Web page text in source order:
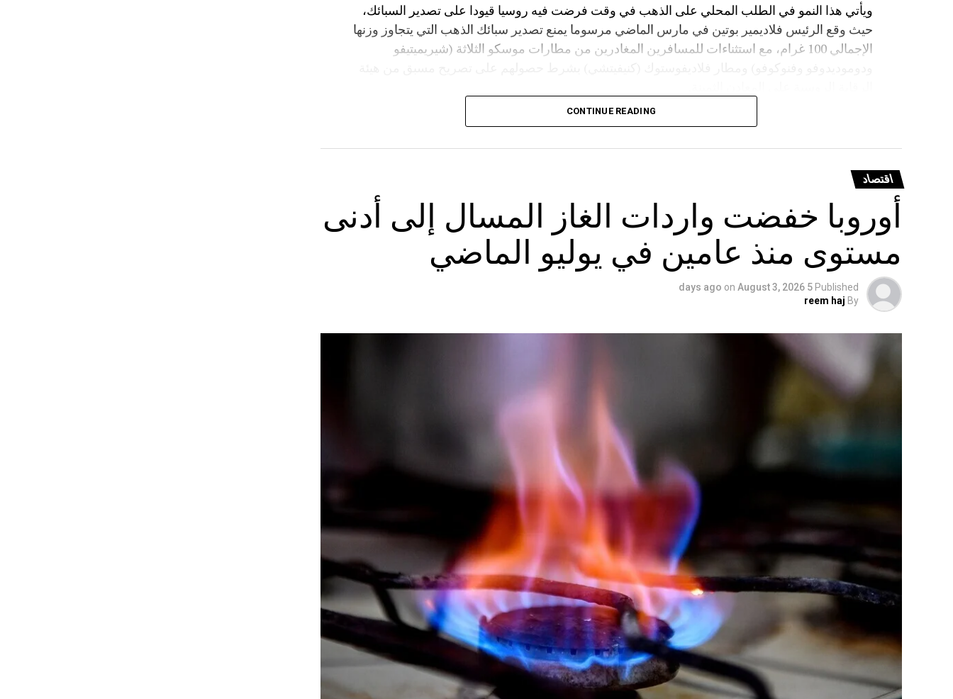
ويأتي هذا النمو في الطلب المحلي على الذهب في وقت فرضت فيه روسيا قيودا على تصدير السبائك،
حيث وقع الرئيس فلاديمير بوتين في مارس الماضي مرسوما يمنع تصدير سبائك الذهب التي يتجاوز وزنها
الإجمالي 100 غرام، مع استثناءات للمسافرين المغادرين من مطارات موسكو الثلاثة (شيريميتيفو
CONTINUE READING
اقتصاد
أوروبا خفضت واردات الغاز المسال إلى أدنى
مستوى منذ عامين في يوليو الماضي
Published
5 days ago
on August 3, 2026
By
reem haj